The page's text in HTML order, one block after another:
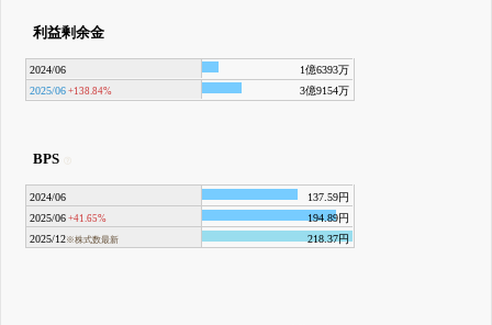
利益剰余金
2024/06
1億6393万
2025/06 +138.84% 3億9154万
BPS
2024/06
137.59円
2025/06 +41.65%
194.89円
2025/12※株式数最新 218.37円